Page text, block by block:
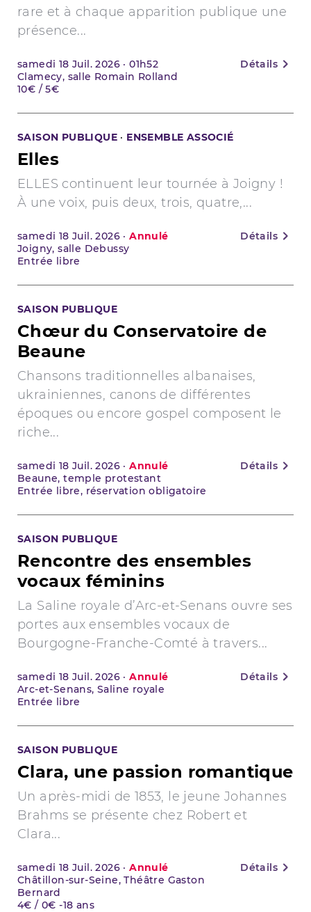
rare et à chaque apparition publique une
présence...
samedi 18 Juil. 2026 ·01h52
Clamecy, salle Romain Rolland
10€ / 5€
Détails
SAISON PUBLIQUE · ENSEMBLE ASSOCIÉ
Elles
ELLES continuent leur tournée à Joigny !
À une voix, puis deux, trois, quatre,...
samedi 18 Juil. 2026 ·Annulé
Joigny, salle Debussy
Entrée libre
Détails
SAISON PUBLIQUE
Chœur du Conservatoire de
Beaune
Chansons traditionnelles albanaises,
ukrainiennes, canons de différentes
époques ou encore gospel composent le
riche...
samedi 18 Juil. 2026 ·Annulé
Beaune, temple protestant
Entrée libre, réservation obligatoire
Détails
SAISON PUBLIQUE
Rencontre des ensembles
vocaux féminins
La Saline royale d’Arc-et-Senans ouvre ses
portes aux ensembles vocaux de
Bourgogne-Franche-Comté à travers...
samedi 18 Juil. 2026 ·Annulé
Arc-et-Senans, Saline royale
Entrée libre
Détails
SAISON PUBLIQUE
Clara, une passion romantique
Un après-midi de 1853, le jeune Johannes
Brahms se présente chez Robert et
Clara...
samedi 18 Juil. 2026 ·Annulé
Châtillon-sur-Seine, Théâtre Gaston
Bernard
4€ / 0€ -18 ans
Détails